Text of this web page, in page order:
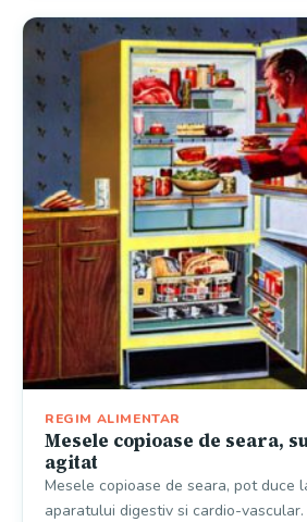
REGIM ALIMENTAR
Mesele copioase de seara,
agitat
Mesele copioase de seara, pot duce
aparatului digestiv si cardio-